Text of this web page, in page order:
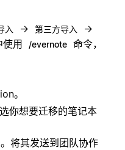
入 → 第三方导入 →
用 /evernote 命令，
。
你想要迁移的笔记本
将其发送到团队协作